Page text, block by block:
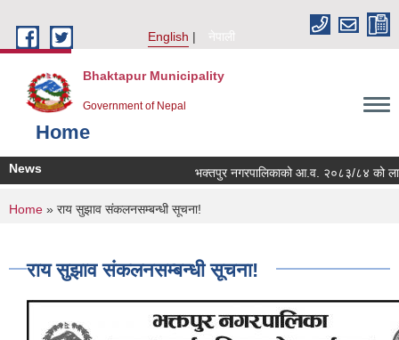
English
नेपाली
Bhaktapur Municipality
Government of Nepal
Home
News भक्तपुर नगरपालिकाको आ.व. २०८३/८४ को लागि
You are here
Home » राय सुझाव संकलनसम्बन्धी सूचना!
राय सुझाव संकलनसम्बन्धी सूचना!